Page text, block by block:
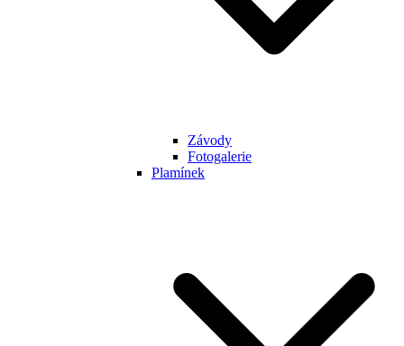
Závody
Fotogalerie
Plamínek